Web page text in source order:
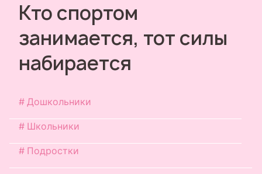
Кто спортом
занимается, тот силы
набирается
Дошкольники
Школьники
Подростки